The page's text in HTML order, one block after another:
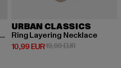
Basic Diamond Necklace And Bracelet
24,99 EUR
URBAN CLASSICS
Ring Layering Necklace
10,99 EUR
Derzeitiger Preis: 10,99 EUR
19,99 EURAktionspreis: